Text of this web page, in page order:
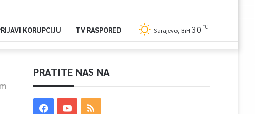
KORUPCIJU TV RASPORED Sarajevo, BiH 30 ℃
PRATITE NAS NA